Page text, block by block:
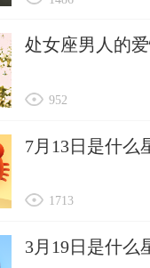
处女座男人的
952
7月13日是什么
1713
3月19日是什么